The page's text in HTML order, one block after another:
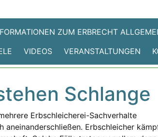
ZUM ERBRECHT
VIDEOS VERANSTALTUNGEN
Schlange
Erbschleicherei-Sachverhalte
aneinanderschließen. Erbschleicher